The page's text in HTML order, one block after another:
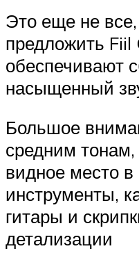
Это еще не
предложить Fiil
обеспечивают
насыщенный
Большое
средним
видное место
инструменты,
гитары и
детализации